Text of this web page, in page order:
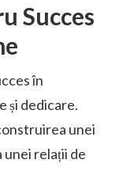
Succes
în
și dedicare.
unei
unei relații de